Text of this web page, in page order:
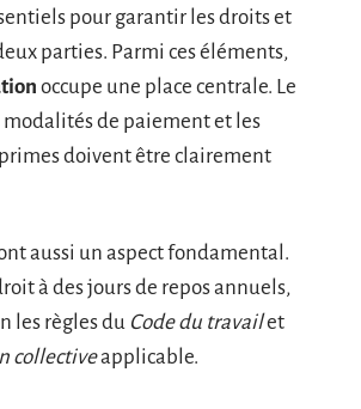
pour garantir les droits et
parties. Parmi ces éléments,
occupe une place centrale. Le
de paiement et les
doivent être clairement
aussi un aspect fondamental.
à des jours de repos annuels,
les règles du Code du travailet
collectiveapplicable.